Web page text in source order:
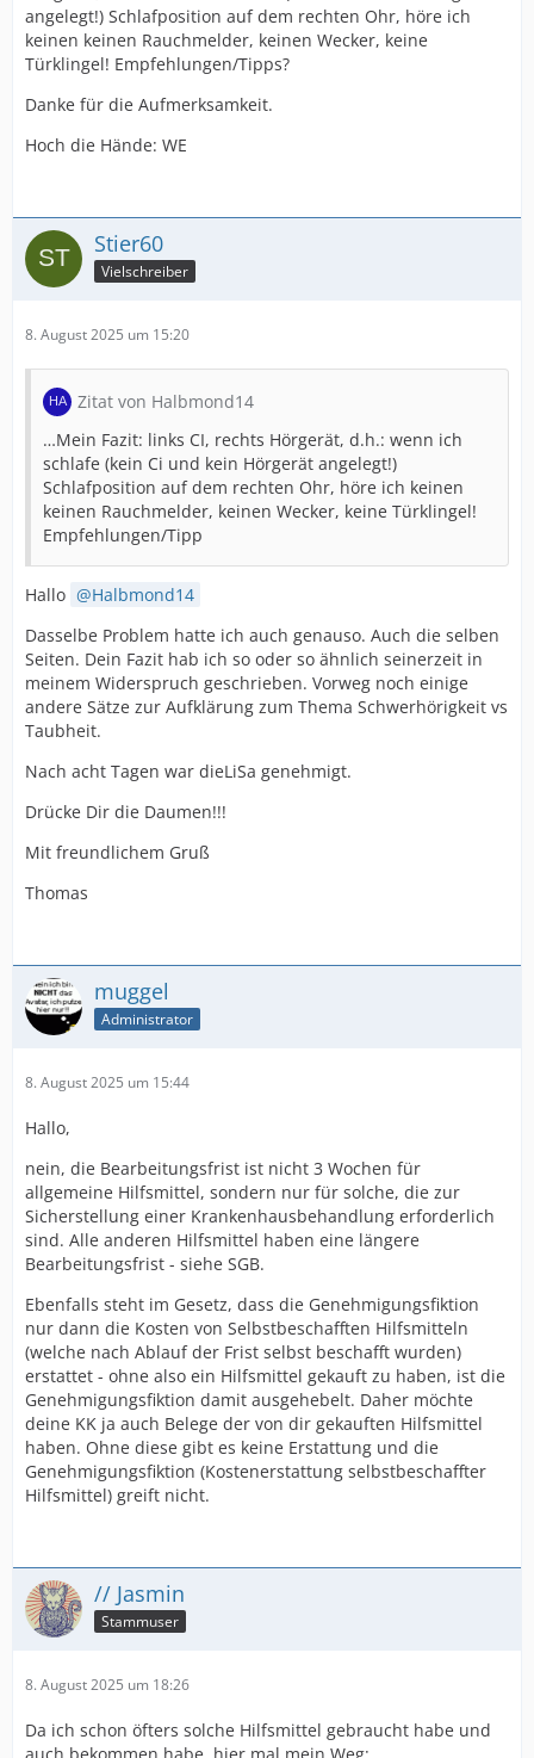
angelegt!) Schlafposition auf dem rechten Ohr, höre ich
keinen keinen Rauchmelder, keinen Wecker, keine
Türklingel! Empfehlungen/Tipps?
Danke für die Aufmerksamkeit.
Hoch die Hände: WE
Stier60
Vielschreiber
8. August 2025 um 15:20
Zitat von Halbmond14
…Mein Fazit: links CI, rechts Hörgerät, d.h.: wenn ich
schlafe (kein Ci und kein Hörgerät angelegt!)
Schlafposition auf dem rechten Ohr, höre ich keinen
keinen Rauchmelder, keinen Wecker, keine Türklingel!
Empfehlungen/Tipp
Hallo
Halbmond14
Dasselbe Problem hatte ich auch genauso. Auch die selben
Seiten. Dein Fazit hab ich so oder so ähnlich seinerzeit in
meinem Widerspruch geschrieben. Vorweg noch einige
andere Sätze zur Aufklärung zum Thema Schwerhörigkeit vs
Taubheit.
Nach acht Tagen war dieLiSa genehmigt.
Drücke Dir die Daumen!!!
Mit freundlichem Gruß
Thomas
muggel
Administrator
8. August 2025 um 15:44
Hallo,
nein, die Bearbeitungsfrist ist nicht 3 Wochen für
allgemeine Hilfsmittel, sondern nur für solche, die zur
Sicherstellung einer Krankenhausbehandlung erforderlich
sind. Alle anderen Hilfsmittel haben eine längere
Bearbeitungsfrist - siehe SGB.
Ebenfalls steht im Gesetz, dass die Genehmigungsfiktion
nur dann die Kosten von Selbstbeschafften Hilfsmitteln
(welche nach Ablauf der Frist selbst beschafft wurden)
erstattet - ohne also ein Hilfsmittel gekauft zu haben, ist die
Genehmigungsfiktion damit ausgehebelt. Daher möchte
deine KK ja auch Belege der von dir gekauften Hilfsmittel
haben. Ohne diese gibt es keine Erstattung und die
Genehmigungsfiktion (Kostenerstattung selbstbeschaffter
Hilfsmittel) greift nicht.
// Jasmin
Stammuser
8. August 2025 um 18:26
Da ich schon öfters solche Hilfsmittel gebraucht habe und